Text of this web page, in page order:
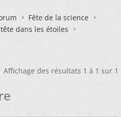
Fête de la science
tête dans les étoiles
Affichage des résultats 1 à 1 sur 1